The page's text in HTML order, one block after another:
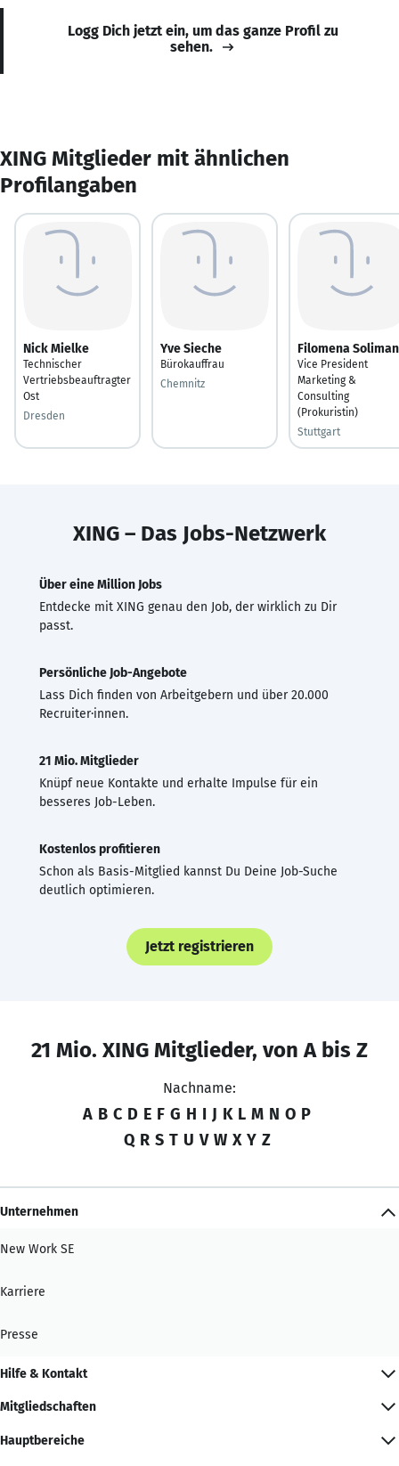
Logg Dich jetzt ein, um das ganze Profil zu
sehen.
XING Mitglieder mit ähnlichen
Profilangaben
Nick Mielke
Technischer
Vertriebsbeauftragter
Ost
Dresden
Yve Sieche
Bürokauffrau
Chemnitz
Filomena Soliman
Vice President
Marketing &
Consulting
(Prokuristin)
Stuttgart
XING – Das Jobs-Netzwerk
Über eine Million Jobs
Entdecke mit XING genau den Job, der wirklich zu Dir
passt.
Persönliche Job-Angebote
Lass Dich finden von Arbeitgebern und über 20.000
Recruiter·innen.
21 Mio. Mitglieder
Knüpf neue Kontakte und erhalte Impulse für ein
besseres Job-Leben.
Kostenlos profitieren
Schon als Basis-Mitglied kannst Du Deine Job-Suche
deutlich optimieren.
Jetzt registrieren
21 Mio. XING Mitglieder, von A bis Z
Nachname:
A B C D E F G H I J K L M N O P
Q R S T U V W X Y Z
Unternehmen
New Work SE
Karriere
Presse
Hilfe & Kontakt
Mitgliedschaften
Hauptbereiche